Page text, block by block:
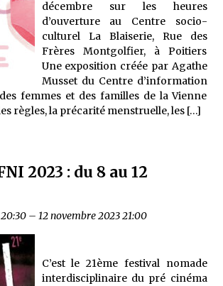
décembre sur les heures
d’ouverture au Centre socio-
culturel La Blaiserie, Rue des
Frères Montgolfier, à Poitiers
Une exposition créée par Agathe
Musset du Centre d’information
femmes et des familles de la Vienne
règles, la précarité menstruelle, les […]
2023 : du 8 au 12
– 12 novembre 2023 21:00
C’est le 21ème festival nomade
interdisciplinaire du pré cinéma